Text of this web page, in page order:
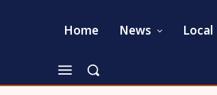
Home News Local